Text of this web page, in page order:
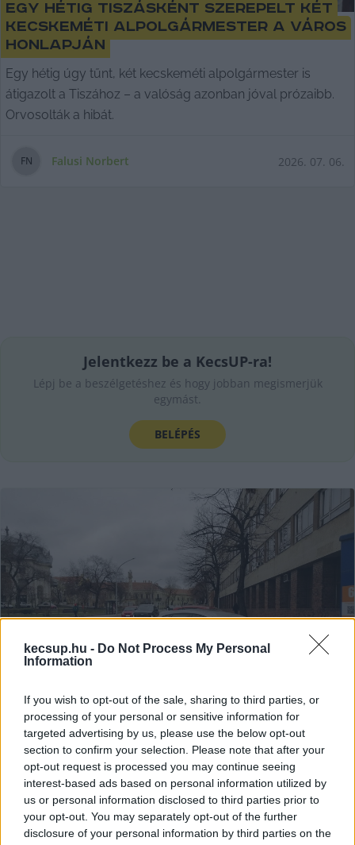
kecsup.hu - Do Not Process My Personal
Information
If you wish to opt-out of the sale, sharing to third parties, or
processing of your personal or sensitive information for
targeted advertising by us, please use the below opt-out
section to confirm your selection. Please note that after your
opt-out request is processed you may continue seeing
interest-based ads based on personal information utilized by
us or personal information disclosed to third parties prior to
your opt-out. You may separately opt-out of the further
disclosure of your personal information by third parties on the
Egy hétig tiszásként szerepelt két
kecskeméti alpolgármester a város
honlapján
Egy hétig úgy tűnt, két kecskeméti alpolgármester is
átigazolt a Tiszához – a valóság azonban jóval prózaibb.
Orvosolták a hibát.
FN Falusi Norbert 2026. 07. 06.
Jelentkezz be a KecsUP-ra!
Lépj be a beszélgetéshez és hogy jobban megismerjük
egymást.
BELÉPÉS
Parkoló helyett bringatámaszok:
biztonságosabbá válhat a zebrán
történő átkelés a Kada iskolánál
Két parkoló helyére is kerékpártámaszok kerülhetnek a
Kada Elek Technikumnak (jelenleg még) otthont adó épület